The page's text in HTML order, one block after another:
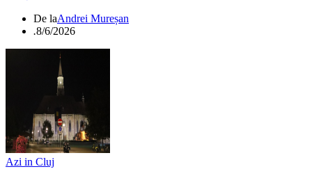
De laAndrei Mureșan
.8/6/2026
Azi in Cluj